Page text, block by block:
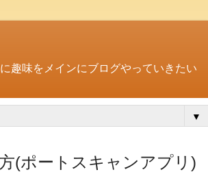
趣味をメインにブログやっていきたい
▼
(ポートスキャンアプリ)